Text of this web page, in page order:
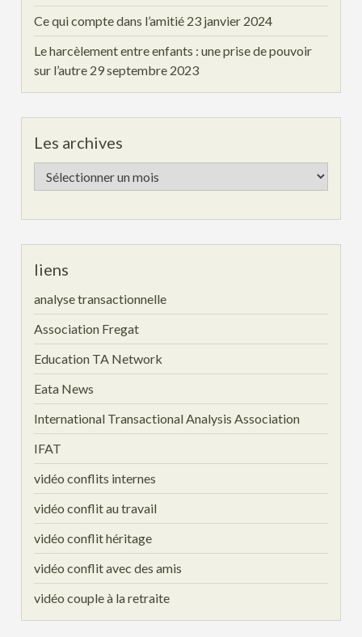
Ce qui compte dans l’amitié 23 janvier 2024
Le harcèlement entre enfants : une prise de pouvoir
sur l’autre 29 septembre 2023
Les archives
Les
archives
liens
analyse transactionnelle
Association Fregat
Education TA Network
Eata News
International Transactional Analysis Association
IFAT
vidéo conflits internes
vidéo conflit au travail
vidéo conflit héritage
vidéo conflit avec des amis
vidéo couple à la retraite